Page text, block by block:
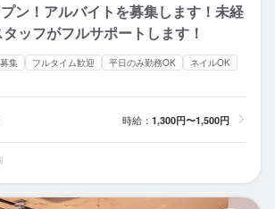
ン！アルバイトを募集します！未経
ッフがフルサポートします！
集 フルタイム歓迎 平日のみ勤務OK
ネイルOK
時給： 1,300円〜1,500円